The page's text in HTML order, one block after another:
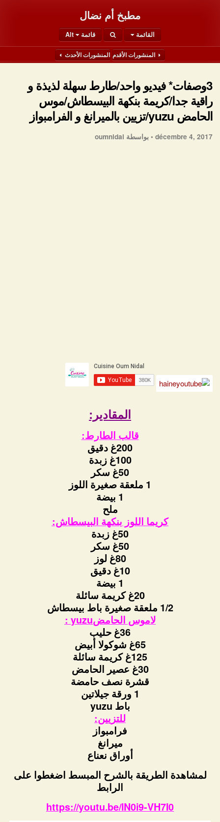
مطبخ أم نضال
القائمة قائمة Alt
المنشورات الأقدم المنشورات الأحدث
3وصفات* فيديو واحد/طارط سهلة لذيذة و
راقية جدا/كريمة بنكهة البيسطاش/موس
الحامض yuzu/تزيين بالميرانغ و الفرامبواز
décembre 4, 2017 • بواسطة oumnidal
المقادير:
قالب الطارط:
200غ دقيق
100غ زبدة
50غ سكر
1 ملعقة صغيرة اللوز
1 بيضة
ملح
كريما اللوز بنكهة البيسطاش:
50غ زبدة
50غ سكر
80غ لوز
10غ دقيق
1 بيضة
20غ كريمة سائلة
1/2 ملعقة صغيرة باط بيسطاش
لاموس الحامضyuzu :
36غ حليب
65غ شوكولا أبيض
125غ كريمة سائلة
30غ عصير الحامض
قشرة نصف حامضة
1 ورقة جيلاتين
باط yuzu
للتزيين:
فرامبواز
ميرانغ
أوراق نعناع
لمشاهدة الطريقة بالشرح المبسط اضغطوا على
الرابط
https://youtu.be/lN0i9-VH7I0